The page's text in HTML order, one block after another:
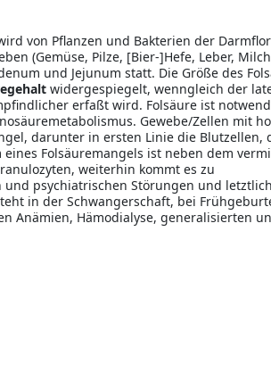
von Pflanzen und Bakterien der
(Gemüse, Pilze, [Bier-]Hefe, Leber,
und Jejunum statt. Die Größe des
widergespiegelt, wenngleich der
erfaßt wird. Folsäure ist
Gewebe/Zellen mit
darunter in ersten Linie die Blutzellen,
Folsäuremangels ist neben dem
weiterhin kommt es zu
psychiatrischen Störungen und
in der Schwangerschaft, bei
Anämien, Hämodialyse, generalisierten